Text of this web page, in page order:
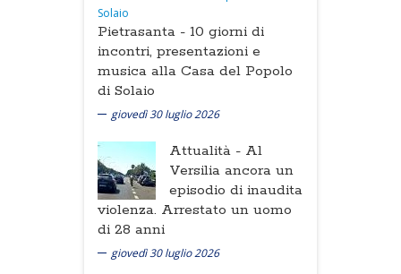
Pietrasanta - 10 giorni di
incontri, presentazioni e
musica alla Casa del Popolo
di Solaio
giovedì 30 luglio 2026
Attualità - Al
Versilia ancora un
episodio di inaudita
violenza. Arrestato un uomo
di 28 anni
giovedì 30 luglio 2026